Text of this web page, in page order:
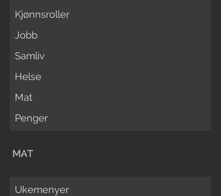
Kjønnsroller
Jobb
Samliv
Helse
Mat
Penger
MAT
Ukemenyer